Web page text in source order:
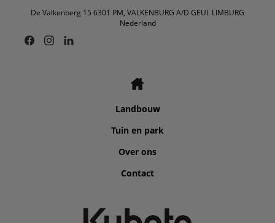
De Valkenberg 15 6301 PM, VALKENBURG A/D GEUL LIMBURG
Nederland
Landbouw
Tuin en park
Over ons
Contact